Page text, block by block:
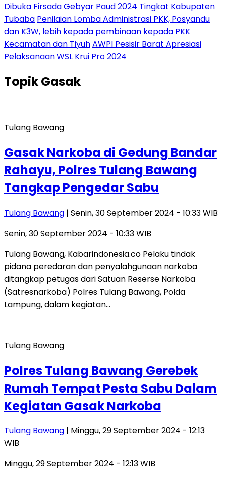
Dibuka Firsada Gebyar Paud 2024 Tingkat Kabupaten
Tubaba Penilaian Lomba Administrasi PKK, Posyandu
dan K3W, lebih kepada pembinaan kepada PKK
Kecamatan dan TiyuhAWPI Pesisir Barat Apresiasi
Pelaksanaan WSL Krui Pro 2024
TopikGasak
Tulang Bawang
Gasak Narkoba di Gedung Bandar
Rahayu, Polres Tulang Bawang
Tangkap Pengedar Sabu
Tulang Bawang | Senin, 30 September 2024 - 10:33 WIB
Senin, 30 September 2024 - 10:33 WIB
Tulang Bawang, Kabarindonesia.co Pelaku tindak
pidana peredaran dan penyalahgunaan narkoba
ditangkap petugas dari Satuan Reserse Narkoba
(Satresnarkoba) Polres Tulang Bawang, Polda
Lampung, dalam kegiatan…
Tulang Bawang
Polres Tulang Bawang Gerebek
Rumah Tempat Pesta Sabu Dalam
Kegiatan Gasak Narkoba
Tulang Bawang | Minggu, 29 September 2024 - 12:13
WIB
Minggu, 29 September 2024 - 12:13 WIB